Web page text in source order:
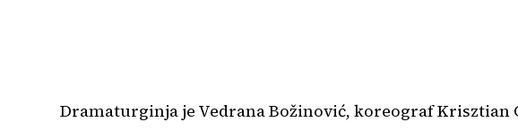
Dramaturginja je Vedrana Božinović, koreograf Krisztian